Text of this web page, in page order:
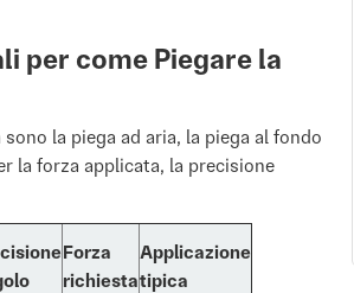
per come Piegare la
la piega ad aria, la piega al fondo
la forza applicata, la precisione
Forza
richiesta
Applicazione
tipica